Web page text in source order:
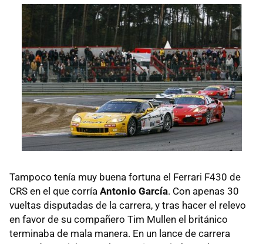
Tampoco tenía muy buena fortuna el Ferrari F430 de
CRS en el que corría Antonio García. Con apenas 30
vueltas disputadas de la carrera, y tras hacer el relevo
en favor de su compañero Tim Mullen el británico
terminaba de mala manera. En un lance de carrera